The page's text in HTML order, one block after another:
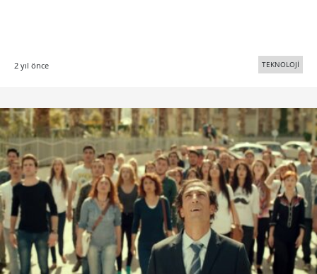
2 yıl önce TEKNOLOJİ